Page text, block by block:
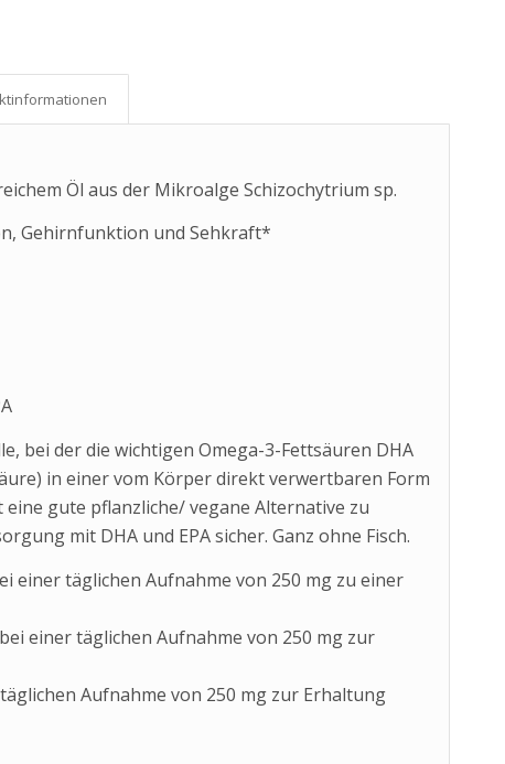
Öl aus der Mikroalge Schizochytrium sp.
Gehirnfunktion und Sehkraft*
bei der die wichtigen Omega-3-Fettsäuren DHA
in einer vom Körper direkt verwertbaren Form
gute pflanzliche/ vegane Alternative zu
mit DHA und EPA sicher. Ganz ohne Fisch.
einer täglichen Aufnahme von 250 mg zu einer
einer täglichen Aufnahme von 250 mg zur
Aufnahme von 250 mg zur Erhaltung